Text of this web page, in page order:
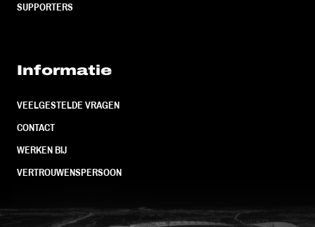
SUPPORTERS
Informatie
VEELGESTELDE VRAGEN
CONTACT
WERKEN BIJ
VERTROUWENSPERSOON
FC Utrecht<br>vanuit<br>het